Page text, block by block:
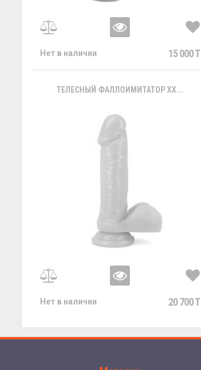
Нет в наличии 15 000 T
ТЕЛЕСНЫЙ ФАЛЛОИМИТАТОР XX...
Нет в наличии 20 700 T